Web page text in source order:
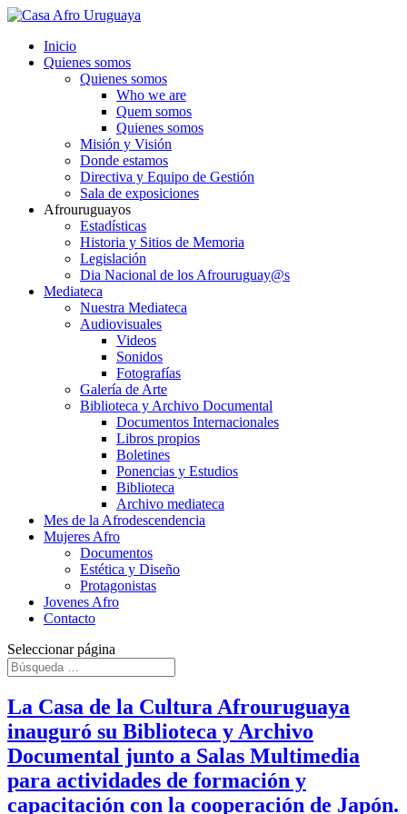
Inicio
Quienes somos
Quienes somos
Who we are
Quem somos
Quienes somos
Misión y Visión
Donde estamos
Directiva y Equipo de Gestión
Sala de exposiciones
Afrouruguayos
Estadísticas
Historia y Sitios de Memoria
Legislación
Dia Nacional de los Afrouruguay@s
Mediateca
Nuestra Mediateca
Audiovisuales
Videos
Sonidos
Fotografías
Galería de Arte
Biblioteca y Archivo Documental
Documentos Internacionales
Libros propios
Boletines
Ponencias y Estudios
Biblioteca
Archivo mediateca
Mes de la Afrodescendencia
Mujeres Afro
Documentos
Estética y Diseño
Protagonistas
Jovenes Afro
Contacto
Seleccionar página
La Casa de la Cultura Afrouruguaya
inauguró su Biblioteca y Archivo
Documental junto a Salas Multimedia
para actividades de formación y
capacitación con la cooperación de Japón.